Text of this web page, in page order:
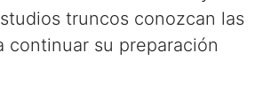
truncos conozcan las
continuar su preparación